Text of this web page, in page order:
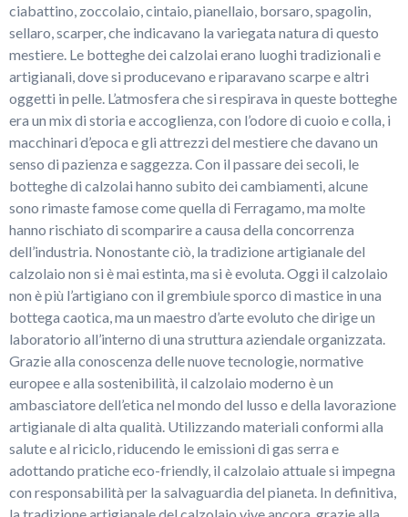
ciabattino, zoccolaio, cintaio, pianellaio, borsaro, spagolin,
sellaro, scarper, che indicavano la variegata natura di questo
mestiere. Le botteghe dei calzolai erano luoghi tradizionali e
artigianali, dove si producevano e riparavano scarpe e altri
oggetti in pelle. L’atmosfera che si respirava in queste botteghe
era un mix di storia e accoglienza, con l’odore di cuoio e colla, i
macchinari d’epoca e gli attrezzi del mestiere che davano un
senso di pazienza e saggezza. Con il passare dei secoli, le
botteghe di calzolai hanno subito dei cambiamenti, alcune
sono rimaste famose come quella di Ferragamo, ma molte
hanno rischiato di scomparire a causa della concorrenza
dell’industria. Nonostante ciò, la tradizione artigianale del
calzolaio non si è mai estinta, ma si è evoluta. Oggi il calzolaio
non è più l’artigiano con il grembiule sporco di mastice in una
bottega caotica, ma un maestro d’arte evoluto che dirige un
laboratorio all’interno di una struttura aziendale organizzata.
Grazie alla conoscenza delle nuove tecnologie, normative
europee e alla sostenibilità, il calzolaio moderno è un
ambasciatore dell’etica nel mondo del lusso e della lavorazione
artigianale di alta qualità. Utilizzando materiali conformi alla
salute e al riciclo, riducendo le emissioni di gas serra e
adottando pratiche eco-friendly, il calzolaio attuale si impegna
con responsabilità per la salvaguardia del pianeta. In definitiva,
la tradizione artigianale del calzolaio vive ancora, grazie alla